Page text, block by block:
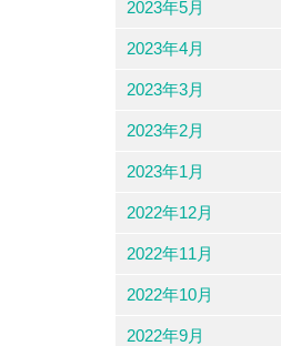
2023年5月
2023年4月
2023年3月
2023年2月
2023年1月
2022年12月
2022年11月
2022年10月
2022年9月